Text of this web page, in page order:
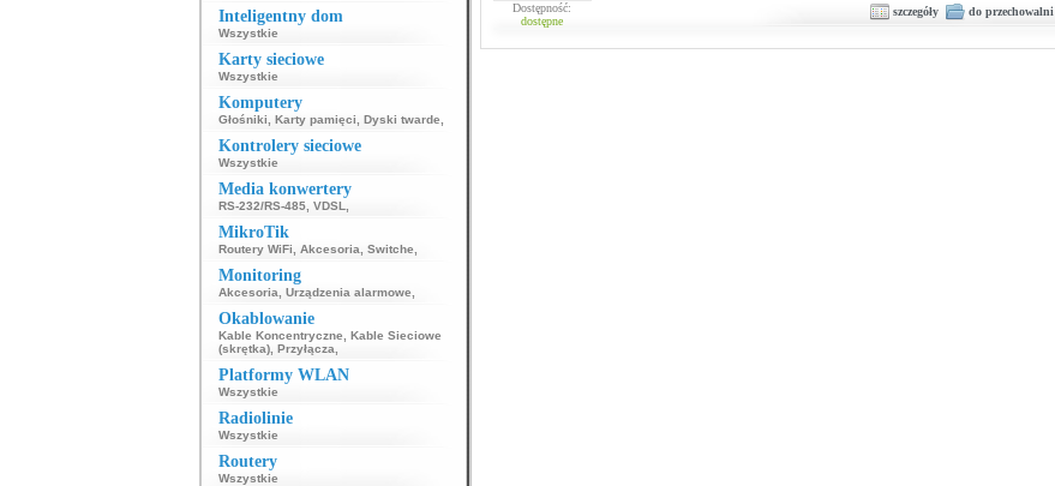
Inteligentny dom
Wszystkie
Karty sieciowe
Wszystkie
Komputery
Głośniki Karty pamięci Dyski twarde
Kontrolery sieciowe
Wszystkie
Media konwertery
RS-232/RS-485, VDSL
MikroTik
Routery WiFi Akcesoria Switche
Monitoring
Akcesoria Urządzenia alarmowe
Okablowanie
Kable Koncentryczne
Kable Sieciowe
(skrętka), Przyłącza
Platformy WLAN
Wszystkie
Radiolinie
Wszystkie
Routery
Wszystkie
Dostępność:
dostępne
szczegóły do przechowalni